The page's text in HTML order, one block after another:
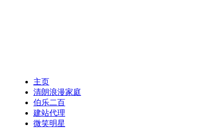
主页
清朗浪漫家庭
伯乐二百
建站代理
微笑明星